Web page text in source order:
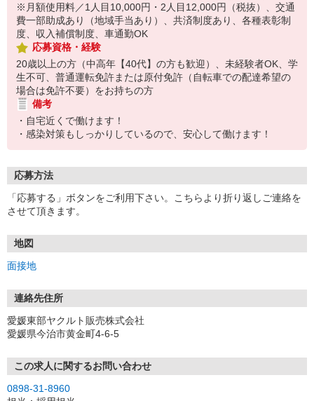
※月額使用料／1人目10,000円・2人目12,000円（税抜）、交通
費一部助成あり（地域手当あり）、共済制度あり、各種表彰制
度、収入補償制度、車通勤OK
応募資格・経験
20歳以上の方（中高年【40代】の方も歓迎）、未経験者OK、学
生不可、普通運転免許または原付免許（自転車での配達希望の
場合は免許不要）をお持ちの方
備考
・自宅近くで働けます！
・感染対策もしっかりしているので、安心して働けます！
応募方法
「応募する」ボタンをご利用下さい。こちらより折り返しご連絡を
させて頂きます。
地図
面接地
連絡先住所
愛媛東部ヤクルト販売株式会社
愛媛県今治市黄金町4-6-5
この求人に関するお問い合わせ
0898-31-8960